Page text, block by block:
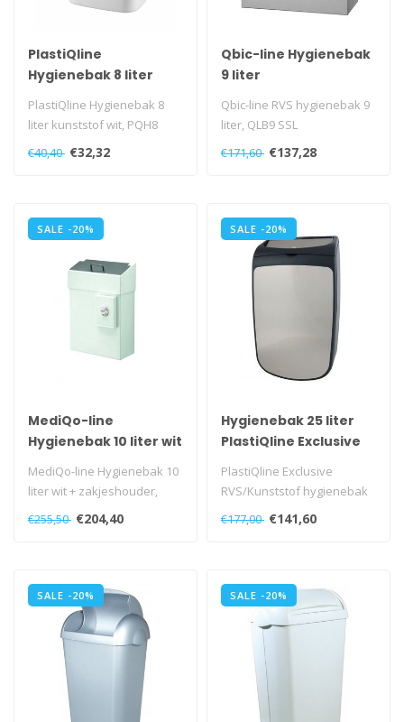
PlastiQline
Hygienebak 8 liter
kunststof wit
PlastiQline Hygienebak 8
liter kunststof wit, PQH8
€40,40 €32,32
Qbic-line Hygienebak
9 liter
Qbic-line RVS hygienebak 9
liter, QLB9 SSL
€171,60 €137,28
SALE -20%
MediQo-line
Hygienebak 10 liter wit
MediQo-line Hygienebak 10
liter wit + zakjeshouder,
MQHB10P
€255,50 €204,40
SALE -20%
Hygienebak 25 liter
PlastiQline Exclusive
PlastiQline Exclusive
RVS/Kunststof hygienebak
25 liter, PQXH25..
€177,00 €141,60
SALE -20% SALE -20%